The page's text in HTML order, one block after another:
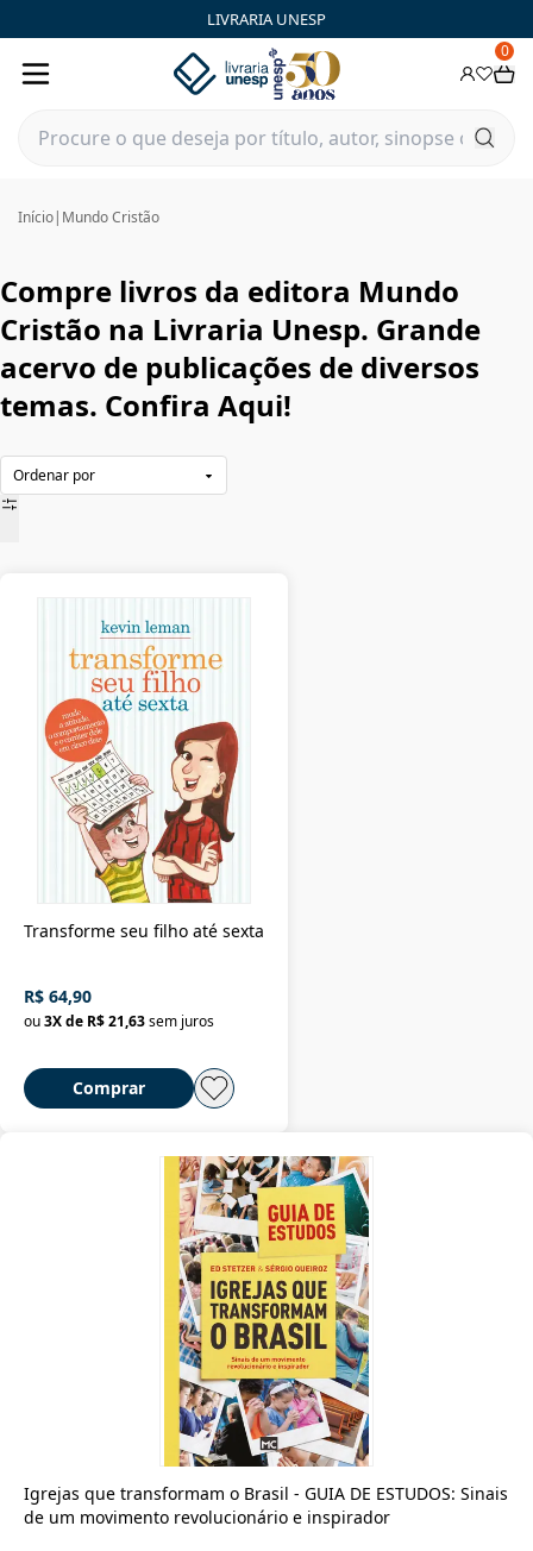
LIVRARIA UNESP
0
Início| Mundo Cristão
Compre livros da editora Mundo
Cristão na Livraria Unesp. Grande
acervo de publicações de diversos
temas. Confira Aqui!
Transforme seu filho até sexta
R$ 64,90
ou3X de R$ 21,63sem juros
Comprar
Igrejas que transformam o Brasil - GUIA DE ESTUDOS: Sinais
de um movimento revolucionário e inspirador
Mundo Cristão|Livraria Unesp | FastStore PLP